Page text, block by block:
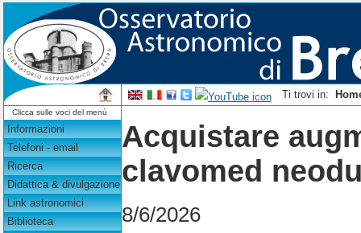
Ti trovi in:
Clicca sulle voci del menù
Informazioni
Telefoni - email
Ricerca
Didattica & divulgazione
Link astronomici
Biblioteca
Acquistare
clavomed
8/6/2026